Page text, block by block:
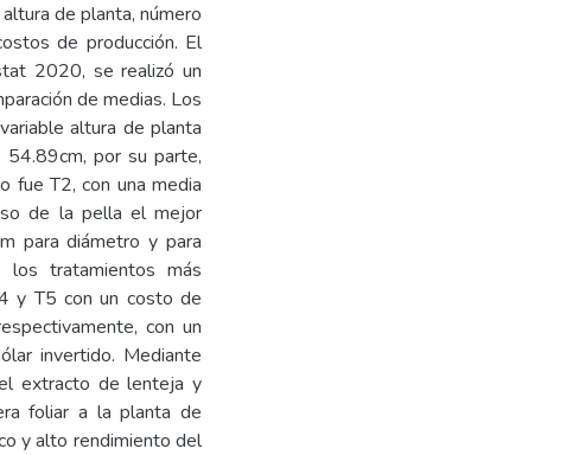
de planta, número
de producción. El
2020, se realizó un
de medias. Los
altura de planta
por su parte,
fue T2, con una media
de la pella el mejor
para diámetro y para
tratamientos más
y T5 con un costo de
con un
invertido. Mediante
extracto de lenteja y
foliar a la planta de
y alto rendimiento del